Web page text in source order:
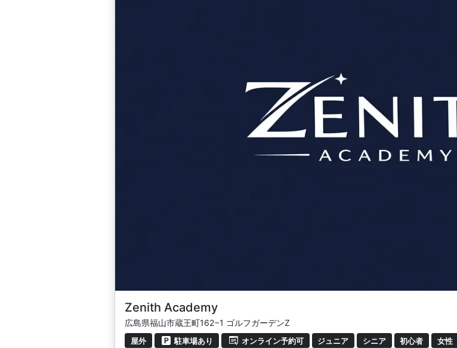
Zenith Academy
広島県福山市蔵王町162−1 ゴルフガーデンZ
屋外 駐車場あり オンライン予約可 ジュニア シニア 初心者 女性